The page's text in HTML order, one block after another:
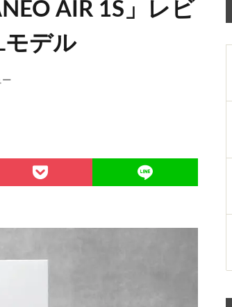
AIR 1S」レビ
モデル
ー